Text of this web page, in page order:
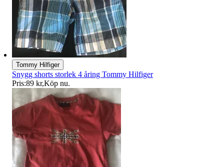
Tommy Hilfiger
Snygg shorts storlek 4 åring Tommy Hilfiger
Pris:89 kr,Köp nu.